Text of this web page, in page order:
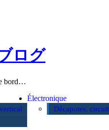
ログ
bord…
Électronique
Décapotes,